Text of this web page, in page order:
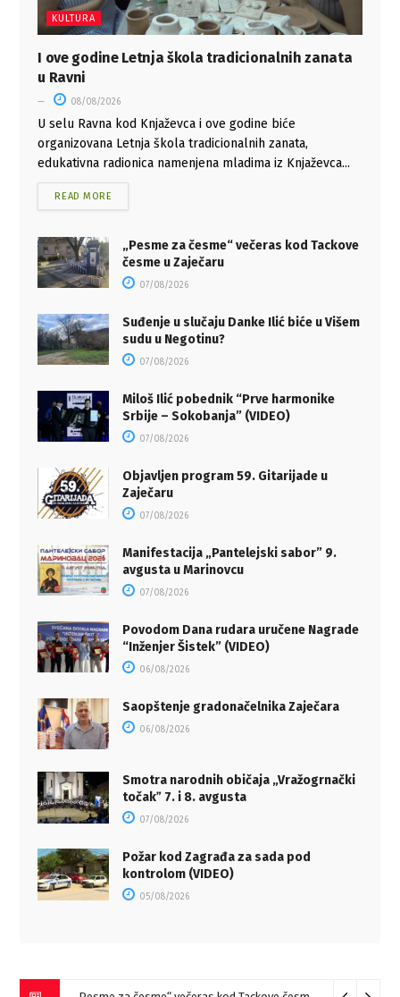
KULTURA
I ove godine Letnja škola tradicionalnih zanata
u Ravni
08/08/2026
U selu Ravna kod Knjaževca i ove godine biće
organizovana Letnja škola tradicionalnih zanata,
edukativna radionica namenjena mladima iz Knjaževca...
READ MORE
„Pesme za česme“ večeras kod Tackove
česme u Zaječaru
07/08/2026
Suđenje u slučaju Danke Ilić biće u Višem
sudu u Negotinu?
07/08/2026
Miloš Ilić pobednik “Prve harmonike
Srbije – Sokobanja” (VIDEO)
07/08/2026
Objavljen program 59. Gitarijade u
Zaječaru
07/08/2026
Manifestacija „Pantelejski sabor” 9.
avgusta u Marinovcu
07/08/2026
Povodom Dana rudara uručene Nagrade
“Inženjer Šistek” (VIDEO)
06/08/2026
Saopštenje gradonačelnika Zaječara
06/08/2026
Smotra narodnih običaja „Vražogrnački
točakˮ 7. i 8. avgusta
07/08/2026
Požar kod Zagrađa za sada pod
kontrolom (VIDEO)
05/08/2026